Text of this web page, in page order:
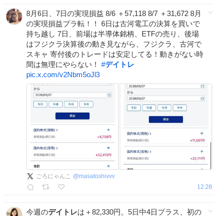
8月6日、7日の実現損益 8/6 ＋57,118 8/7 ＋31,672 8月
の実現損益プラ転！！ 6日は古河電工の決算を買いで
持ち越し 7日、前場は半導体銘柄、ETFの売り、後場
はフジクラ決算後の動き見ながら、フジクラ、古河で
スキャ 寄付後のトレードは安定してる！動きがない時
間は無理にやらない！ #デイトレ
pic.x.com/v2Nbm5oJl3
ごろにゃんこ @masatoshivvv
12:28
今週のデイトレは＋82,330円。5日中4日プラス、初の